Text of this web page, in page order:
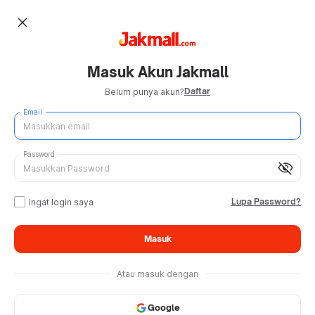
close
Masuk Akun Jakmall
Belum punya akun?Daftar
Email
visibility_off
Password
Ingat login saya Lupa Password?
Masuk
Atau masuk dengan
Google